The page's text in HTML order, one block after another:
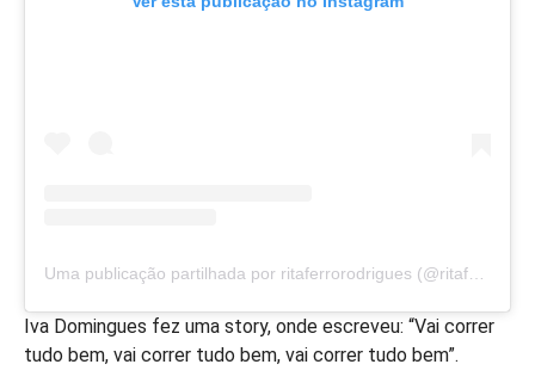
Iva Domingues fez uma story, onde escreveu: “Vai correr
tudo bem, vai correr tudo bem, vai correr tudo bem”.